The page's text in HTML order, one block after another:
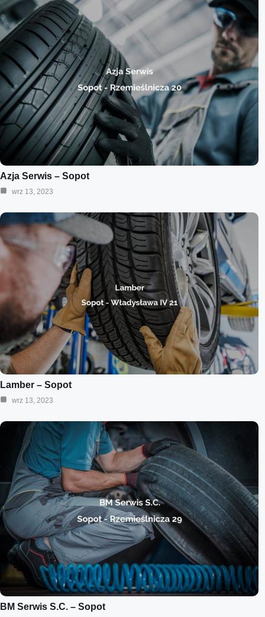
Azja Serwis – Sopot
wrz 13, 2023
Lamber – Sopot
wrz 13, 2023
BM Serwis S.C. – Sopot